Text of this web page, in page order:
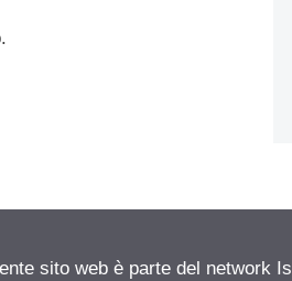
sito web è parte del network